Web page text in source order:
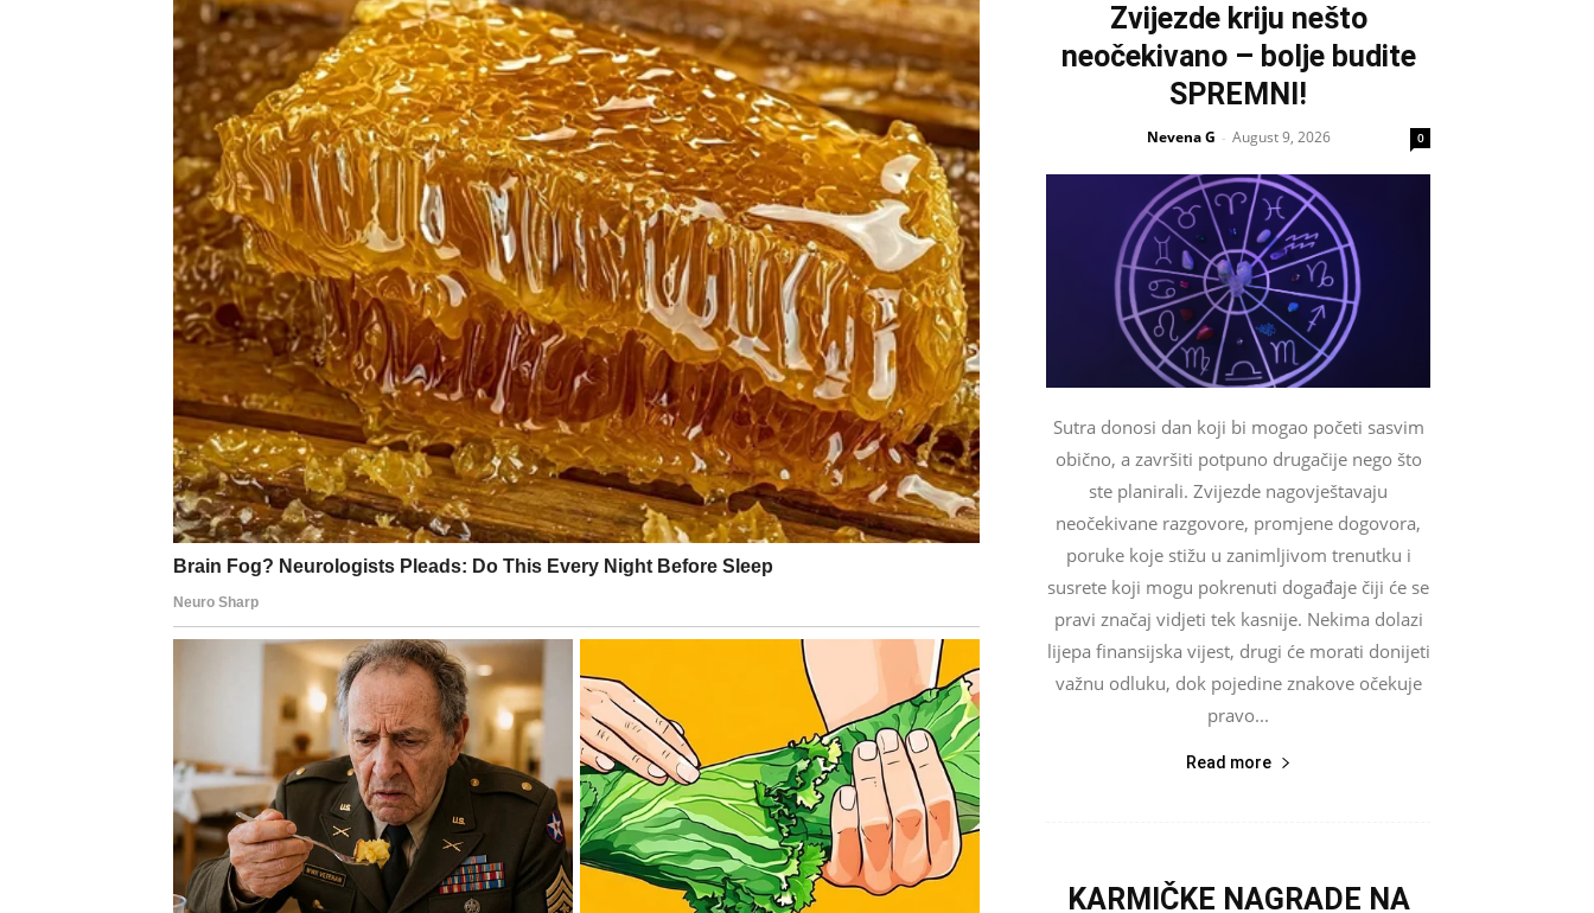
OVAN – Više ne pristaješ na “čekaj još malo”
Ovnovi ulaze u period u kojem se povećava pritisak, ali i ambicija, pa imaš osećaj da te neko stalno
testira: koliko možeš, koliko ćeš ćutati, koliko ćeš pristati na tuđe uslove i tuđu sporost. Međutim,
ono što drugi ne razumeju jeste da se u tebi sada budi onaj pravi, najjači Ovan — onaj koji ne ide
po dozvolu, već ide po rezultat.
Revolucija kod tebe dolazi krozhrabar potez, jer ti više ne želiš da radiš posao na kojem te ne
cene, ili da budeš u timu u kojem se zasluge dele nepravdeno. Može doći do konflikta sa
autoritetom, do “oštrijeg” razgovora, do postavljanja granica, ali baš taj trenutak može postati
prelomnica, jer neko konačno shvata da bez tebe stvari ne funkcionišu tako lako.
Ako si razmišljao o promeni posla, prelasku na nešto bolje ili čak o pokretanju sopstvene priče,
naredni period ti daje energiju i prilike, ali traži da budeš pametan, jer najveće pobede dolaze kada
znaš kada treba udariti snažno, a kada strateški.
LAV – Vraća ti se moć, ali ti se menja i ambicija
Lavovi ulaze u fazu u kojoj se više ne radi samo o tome da budeš primećen, već o tome da budeš
poštovan. Dugo si možda osećao da daješ previše, da nosiš tim, da preuzimaš odgovornost, a da
drugi uzimaju zasluge ili se ponašaju kao da se tvoj trud podrazumeva. Sada dolazi period kada se
stvari menjaju, jer tvoja energija postaje jača, prisutnija i nepogrešivo vidljiva.
Revolucija kod Lava često dolazi krozpriznanje i uspon , ali i kroz unutrašnju promenu: shvataš da
Zvijezde kriju nešto
neočekivano – bolje budite
SPREMNI!
Nevena G - August 9, 2026 0
Sutra donosi dan koji bi mogao početi sasvim
obično, a završiti potpuno drugačije nego što
ste planirali. Zvijezde nagovještavaju
neočekivane razgovore, promjene dogovora,
poruke koje stižu u zanimljivom trenutku i
susrete koji mogu pokrenuti događaje čiji će se
pravi značaj vidjeti tek kasnije. Nekima dolazi
lijepa finansijska vijest, drugi će morati donijeti
važnu odluku, dok pojedine znakove očekuje
pravo...
Read more
KARMIČKE NAGRADE NA